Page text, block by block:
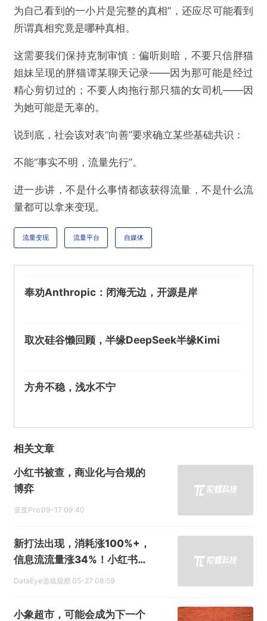
为自己看到的一小片是完整的真相”，还应尽可能看到
所谓真相究竟是哪种真相。
这需要我们保持克制审慎：偏听则暗，不要只信胖猫
姐妹呈现的胖猫谭某聊天记录——因为那可能是经过
精心剪切过的；不要人肉拖行那只猫的女司机——因
为她可能是无辜的。
说到底，社会该对表“向善”要求确立某些基础共识：
不能“事实不明，流量先行”。
进一步讲，不是什么事情都该获得流量，不是什么流
量都可以拿来变现。
流量变现 流量平台 自媒体
奉劝Anthropic：闭海无边，开源是岸
取次硅谷懒回顾，半缘DeepSeek半缘Kimi
方舟不稳，浅水不宁
相关文章
小红书被查，商业化与合规的
博弈
壹度Pro 09-17 09:40
新打法出现，消耗涨100%+，
信息流流量涨34%！小红书游
戏营销，最新数据、利弊如
DataEye游戏观察 05-27 08:59
小象超市，可能会成为下一个